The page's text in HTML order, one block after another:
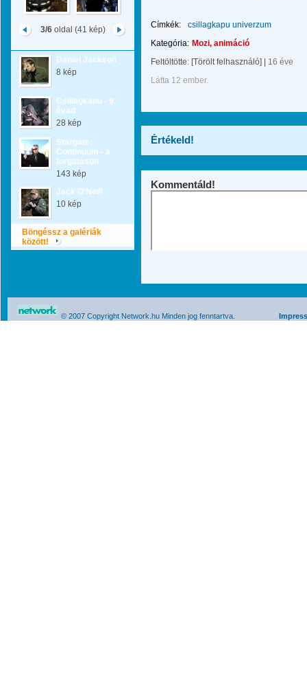
3/6oldal (41 kép)
Daniel Jackson
8 kép
Csillagkapu - 9.
évad
28 kép
Stargate:
Continuum - a
forgatáson
143 kép
Jack O'Neill
10 kép
Böngéssz a galériák
között!
Címkék:
csillagkapu univerzum
Kategória: Mozi, animáció
Feltöltötte: [Törölt felhasználó]
16 éve
Látta 12 ember.
Értékeld!
Kommentáld!
© 2007 Copyright Network.hu Minden jog fenntartva.